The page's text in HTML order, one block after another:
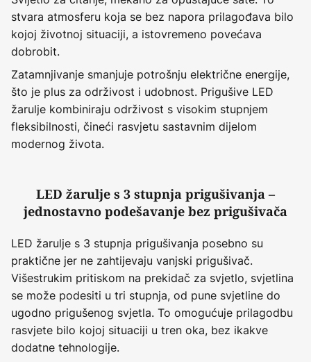
stvara atmosferu koja se bez napora prilagođava bilo
kojoj životnoj situaciji, a istovremeno povećava
dobrobit.
Zatamnjivanje smanjuje potrošnju električne energije,
što je plus za održivost i udobnost. Prigušive LED
žarulje kombiniraju održivost s visokim stupnjem
fleksibilnosti, čineći rasvjetu sastavnim dijelom
modernog života.
LED žarulje s 3 stupnja prigušivanja –
jednostavno podešavanje bez prigušivača
LED žarulje s 3 stupnja prigušivanja posebno su
praktične jer ne zahtijevaju vanjski prigušivač.
Višestrukim pritiskom na prekidač za svjetlo, svjetlina
se može podesiti u tri stupnja, od pune svjetline do
ugodno prigušenog svjetla. To omogućuje prilagodbu
rasvjete bilo kojoj situaciji u tren oka, bez ikakve
dodatne tehnologije.